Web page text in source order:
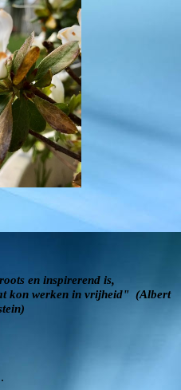
en inspirerend is,
kon werken in vrijheid" (Albert
.